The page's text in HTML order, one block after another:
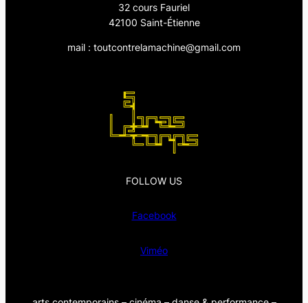
32 cours Fauriel
42100 Saint-Étienne
mail : toutcontrelamachine@gmail.com
FOLLOW US
Facebook
Viméo